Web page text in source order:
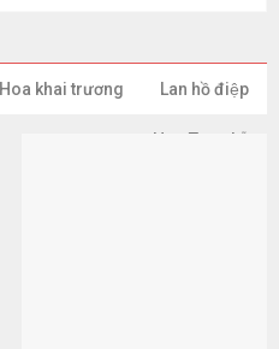
Hoa khai trương Lan hồ điệp
Hoa Tang Lễ